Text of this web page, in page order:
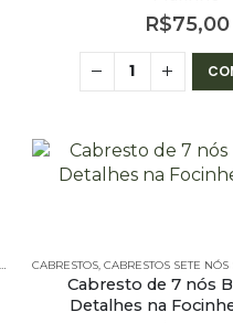
R$75,00
,PE – CABRESTOS - 7 NÓS
CABRESTOS, CABRESTOS SETE
Cabresto de 7 nós
Detalhes na